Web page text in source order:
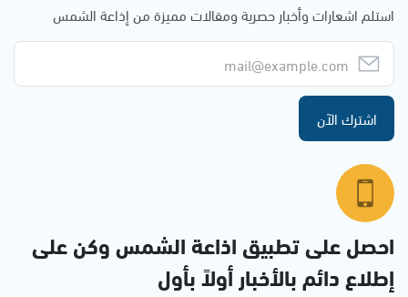
استلم اشعارات وأخبار حصرية ومقالات مميزة من إذاعة الشمس
اشترك الآن
احصل على تطبيق اذاعة الشمس وكن على
إطلاع دائم بالأخبار أولاً بأول